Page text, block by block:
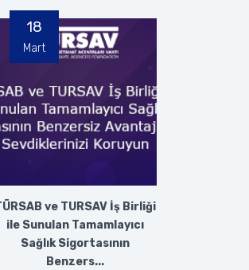
ve TURSAV İş Birliği
ile Sunulan Tamamlayıcı
Sağlık Sigortasının
Benzers...
18
Mart